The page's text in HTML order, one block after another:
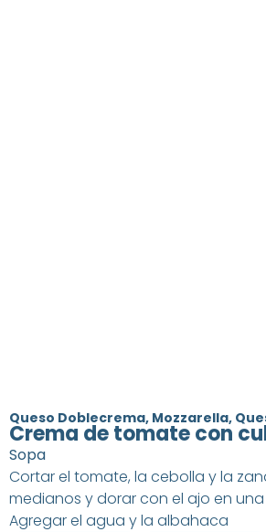
Queso Doblecrema, Mozzarella,
Crema de tomate con
Sopa
Cortar el tomate, la cebolla y la
medianos y dorar con el ajo en
Agregar el agua y la albahaca